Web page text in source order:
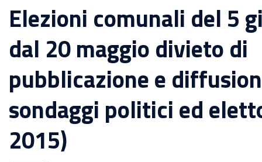
Elezioni comunali del 5
dal 20 maggio divieto di
pubblicazione e
sondaggi politici ed
2015)